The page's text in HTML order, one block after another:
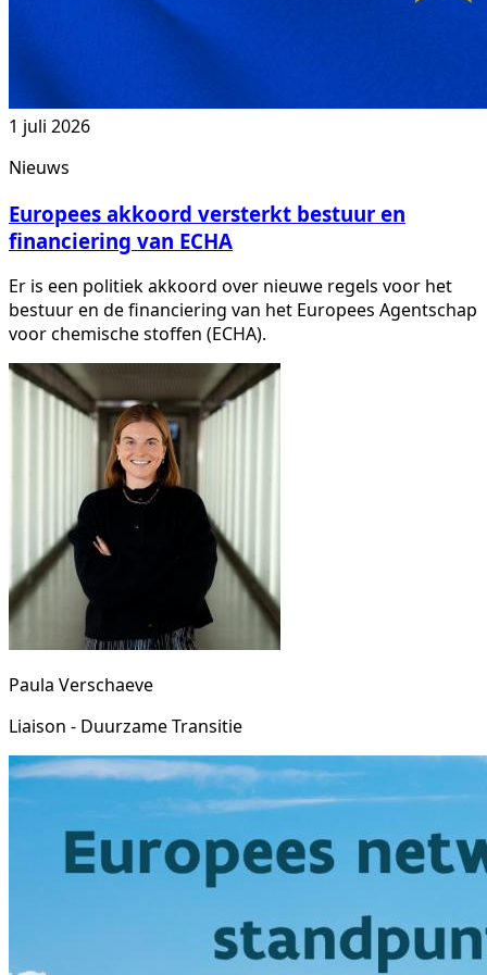
1 juli 2026
Nieuws
Europees akkoord versterkt bestuur en
financiering van ECHA
Er is een politiek akkoord over nieuwe regels voor het
bestuur en de financiering van het Europees Agentschap
voor chemische stoffen (ECHA).
Paula Verschaeve
Liaison - Duurzame Transitie